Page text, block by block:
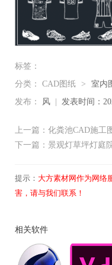
标签：
分类： CAD图纸 > 室内
发布：
风 发表时间：
上一篇：化粪池CAD施
下一篇：景观灯草坪灯庭
提示： 大方素材网作为网络
害，请与我们联系！
相关软件